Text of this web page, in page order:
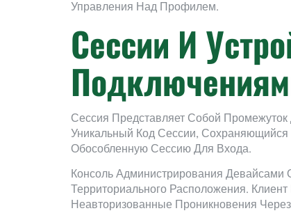
Управления Над Профилем.
Сессии И
Сессия Представляет Собой
Уникальный Код Сессии,
Обособленную Сессию Для Входа.
Консоль Администрирования
Территориального Расположения.
Неавторизованные Проникновения